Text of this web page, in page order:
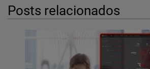
Posts relacionados